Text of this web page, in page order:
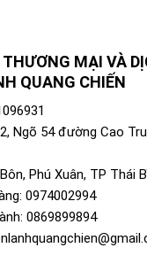
MẠI VÀ
QUANG CHIẾN
Ngõ 54 đường Cao
Phú Xuân, TP Thái
0974002994
0869899894